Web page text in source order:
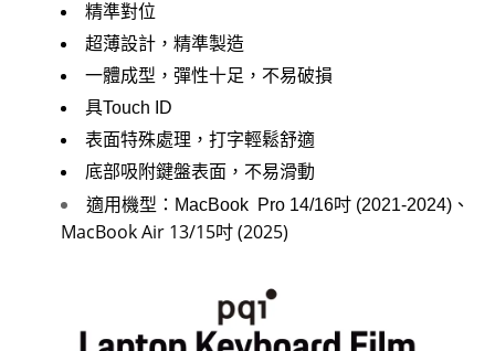
精準對位
超薄設計，精準製造
一體成型，彈性十足，不易破損
具Touch ID
表面特殊處理，打字輕鬆舒適
底部吸附鍵盤表面，不易滑動
適用機型：MacBook Pro 14/16吋 (2021-2024)、
MacBook Air 13/15吋 (2025)